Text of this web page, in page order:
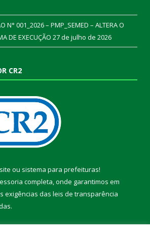
N° 001_2026 – PMP_SEMED – ALTERA O
DE EXECUÇÃO 27 de julho de 2026
CR2
ou sistema para prefeituras!
completa, onde garantimos em
exigências das leis de transparência